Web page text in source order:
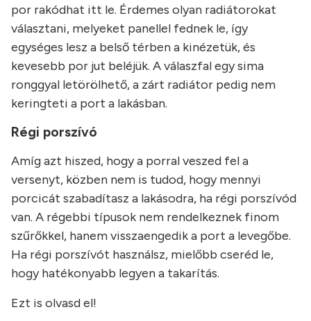
por rakódhat itt le. Érdemes olyan radiátorokat
választani, melyeket panellel fednek le, így
egységes lesz a belső térben a kinézetük, és
kevesebb por jut beléjük. A válaszfal egy sima
ronggyal letörölhető, a zárt radiátor pedig nem
keringteti a port a lakásban.
Régi porszívó
Amíg azt hiszed, hogy a porral veszed fel a
versenyt, közben nem is tudod, hogy mennyi
porcicát szabadítasz a lakásodra, ha régi porszívód
van. A régebbi típusok nem rendelkeznek finom
szűrőkkel, hanem visszaengedik a port a levegőbe.
Ha régi porszívót használsz, mielőbb cseréd le,
hogy hatékonyabb legyen a takarítás.
Ezt is olvasd el!